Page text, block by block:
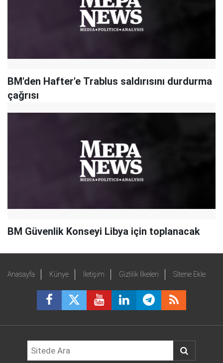
BM'den Hafter'e Trablus saldırısını durdurma
çağrısı
BM Güvenlik Konseyi Libya için toplanacak
Anasayfa Künye İletişim Gizlilik İlkeleri Sitene Ekle